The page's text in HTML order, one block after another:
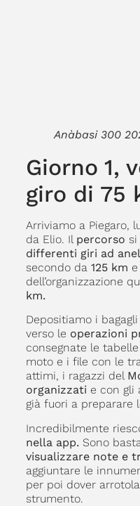
Anàbasi 300
Giorno 1,
giro di 75
Arriviamo a Piegaro,
da Elio. Il percorso si
differenti giri ad
secondo da 125 km
dell’organizzazione
km.
Depositiamo i
verso le operazioni
consegnate le
moto e i file con le
attimi, i ragazzi del
organizzati e con gli
già fuori a preparare
Incredibilmente
nella app. Sono
visualizzare note e
aggiuntare le
per poi dover
strumento.